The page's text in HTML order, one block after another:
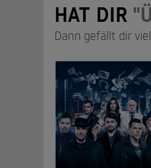
HAT DIR
Dann gefällt dir